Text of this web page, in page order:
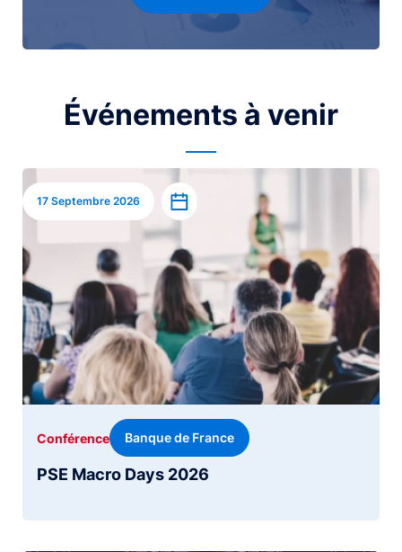
Événements à venir
Image
17 Septembre 2026 Ajouter à l’agenda
PSE Macro Days 2026
Conférence Banque de France